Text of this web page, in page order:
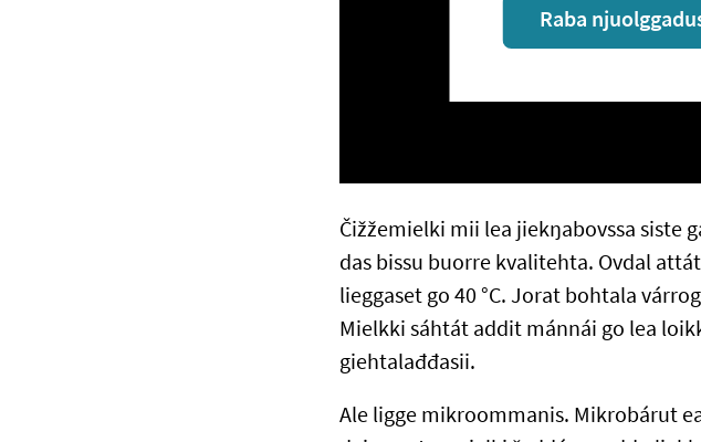
Raba
Čižžemielki mii lea jiekŋabovssa siste
das bissu buorre kvalitehta. Ovdal
lieggaset go 40 °C. Jorat bohtala
Mielkki sáhtát addit mánnái go lea
giehtalađđasii.
Ale ligge mikroommanis. Mikrobárut